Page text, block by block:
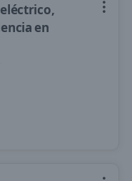
en